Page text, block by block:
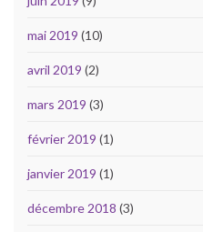
mai 2019 (10)
avril 2019 (2)
mars 2019 (3)
février 2019 (1)
janvier 2019 (1)
décembre 2018 (3)